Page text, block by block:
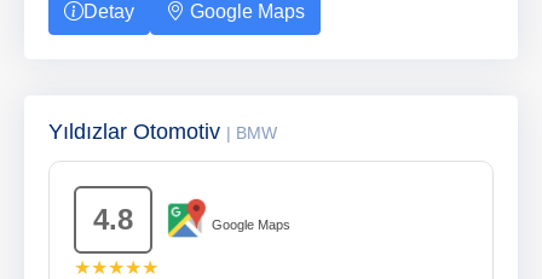
Detay Google Maps
Yıldızlar Otomotiv | BMW
4.8 Google Maps
★★★★★